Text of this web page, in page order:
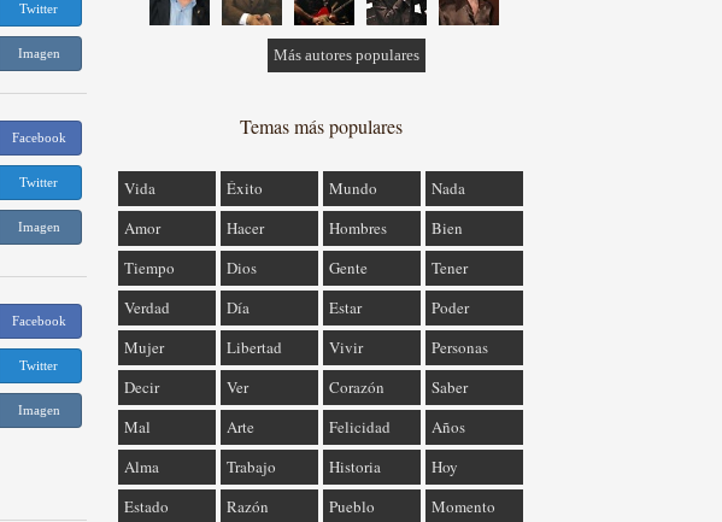
Twitter
Imagen
Facebook
Twitter
Imagen
Facebook
Twitter
Imagen
Más autores populares
Temas más populares
Vida Éxito Mundo
Nada
Amor
Hacer Hombres
Bien
Tiempo
Dios Gente
Tener
Verdad
Día Estar
Poder
Mujer
Libertad Vivir
Personas
Decir
Ver Corazón
Saber
Mal
Arte Felicidad
Años
Alma
Trabajo Historia
Hoy
Estado
Razón Pueblo Momento